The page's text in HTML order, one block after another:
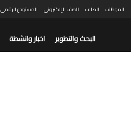
الموظف الطالب الصف الإلكتروني المستودع الرقمي
البحث والتطوير اخبار وانشطة